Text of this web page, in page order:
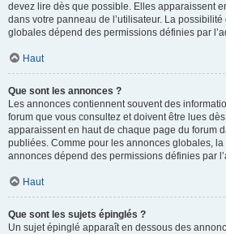
devez lire dès que possible. Elles apparaissent
dans votre panneau de l’utilisateur. La
globales dépend des permissions définies par
Haut
Que sont les annonces ?
Les annonces contiennent souvent des
forum que vous consultez et doivent être lues
apparaissent en haut de chaque page du forum
publiées. Comme pour les annonces globales,
annonces dépend des permissions définies par
Haut
Que sont les sujets épinglés ?
Un sujet épinglé apparaît en dessous des